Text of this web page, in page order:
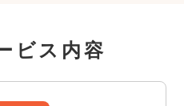
ビス内容